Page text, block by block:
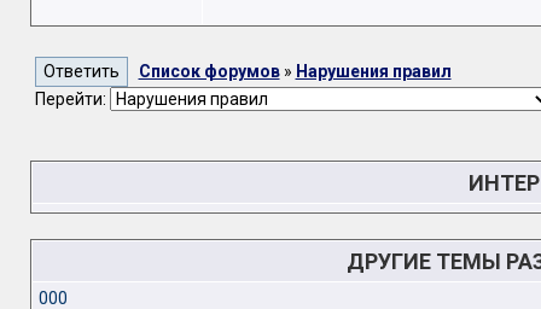
Список форумов» Нарушения правил
Перейти:
ДРУГИЕ ТЕМЫ
000